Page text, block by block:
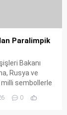
Paralimpik
Bakanı
Rusya ve
sembollerle
sert tepki
0